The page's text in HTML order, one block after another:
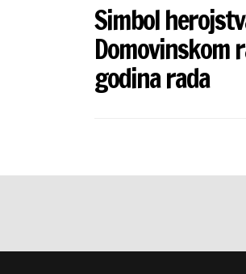
Simbol
Domovinskom
godina rada